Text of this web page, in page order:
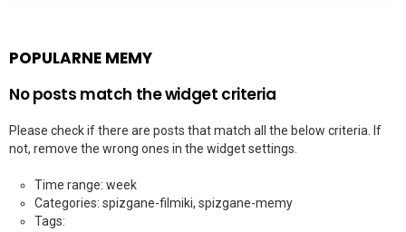
POPULARNE MEMY
No posts match the widget criteria
Please check if there are posts that match all the below criteria. If
not, remove the wrong ones in the widget settings.
Time range: week
Categories: spizgane-filmiki, spizgane-memy
Tags: